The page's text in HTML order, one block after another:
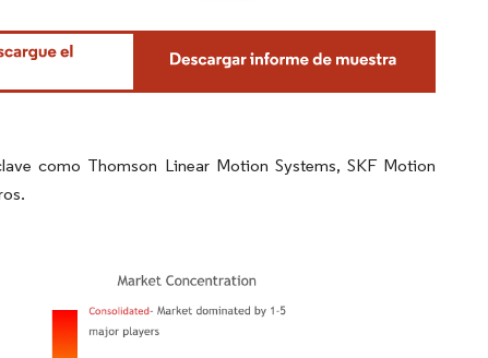
como Thomson Linear Motion Systems, SKF Motion